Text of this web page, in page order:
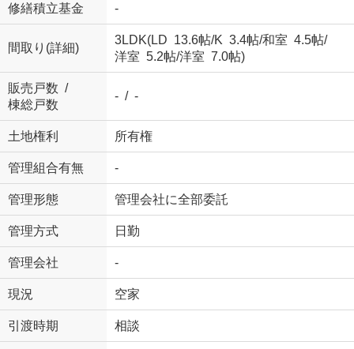
修繕積立基金 -
間取り(詳細)
3LDK(LD 13.6帖/K 3.4帖/和室 4.5帖/
洋室 5.2帖/洋室 7.0帖)
販売戸数 /
棟総戸数
- / -
土地権利 所有権
管理組合有無 -
管理形態 管理会社に全部委託
管理方式 日勤
管理会社 -
現況 空家
引渡時期 相談